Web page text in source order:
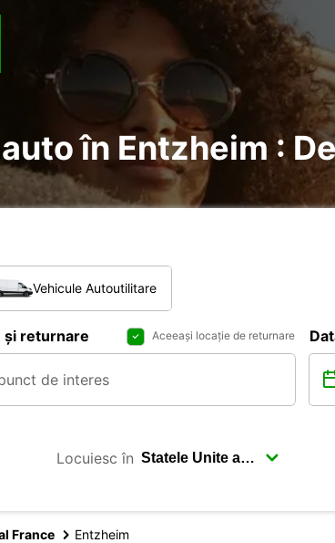
în Entzheim :
Vehicule Autoutilitare
și returnare Aceeași locație de returnare
Locuiesc în
France Entzheim